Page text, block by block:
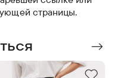
страницы.